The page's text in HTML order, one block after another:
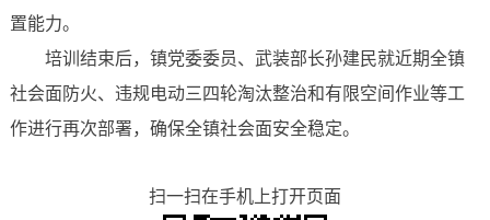
置能力。
培训结束后，镇党委委员、武装部长孙建民就近期全镇
社会面防火、违规电动三四轮淘汰整治和有限空间作业等工
作进行再次部署，确保全镇社会面安全稳定。
扫一扫在手机上打开页面